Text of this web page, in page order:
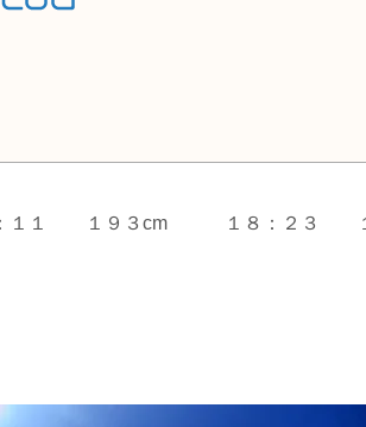
１９３cm １８：２３ １